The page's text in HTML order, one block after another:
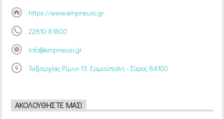
https://www.empneusi.gr
22810 81800
info@empneusi.gr
Ταξιαρχίας Ρίμινι 13, Ερμούπολη - Σύρος 84100
ΑΚΟΛΟΥΘΉΣΤΕ ΜΑΣ!